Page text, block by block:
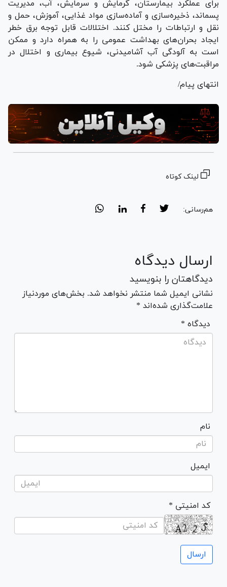
برای عملکرد بیمارستان، گرمایش و سرمایش، آب، مدیریت
پسماند، ذخیره‌سازی و آماده‌سازی مواد غذایی، آموزش، حمل و
نقل و ارتباطات را مختل کنند. اختلالات قابل توجه برق خطر
ایجاد بحران‌های بهداشت عمومی را به همراه دارد و ممکن
است به آلودگی آب آشامیدنی، شیوع بیماری و اختلال در
مراقبت‌های پزشکی شود.
انتهای پیام/
لینک کوتاه
هم‌رسانی:
ارسال دیدگاه
دیدگاهتان را بنویسید
نشانی ایمیل شما منتشر نخواهد شد. بخش‌های موردنیاز
علامت‌گذاری شده‌اند *
* دیدگاه
نام
ایمیل
* کد امنیتی